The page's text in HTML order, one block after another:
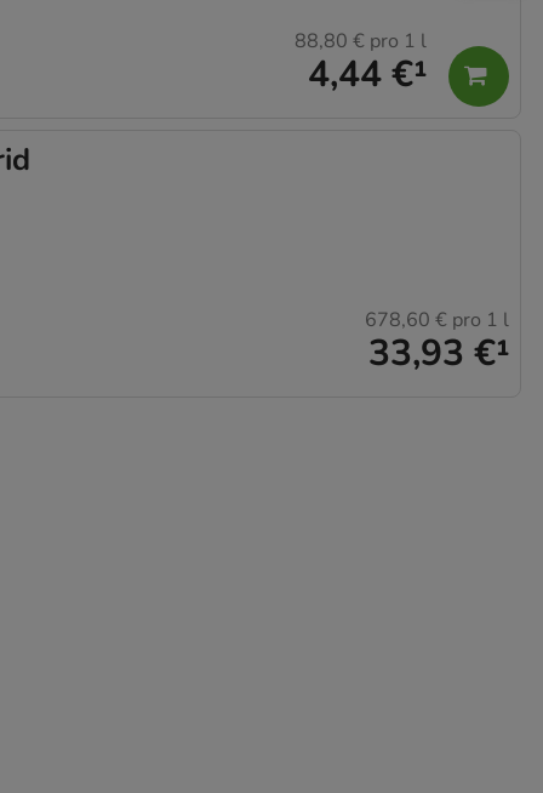
4,44 €¹
88,80 € pro 1 l
33,93 €¹
678,60 € pro 1 l